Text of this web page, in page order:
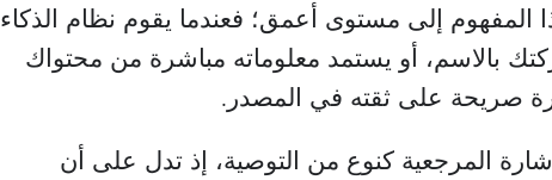
المفهوم إلى مستوى أعمق؛ فعندما يقوم نظام الذكاء
بالاسم، أو يستمد معلوماته مباشرة من محتواك
صريحة على ثقته في المصدر.
المرجعية كنوع من التوصية، إذ تدل على أن